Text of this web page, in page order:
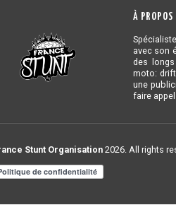
À PROPOS
avec son
des
moto:
une
faire
Stunt Organisation2026. All rights